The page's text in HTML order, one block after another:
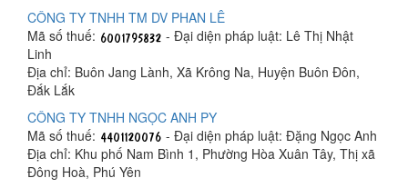
CÔNG TY TNHH TM DV PHAN LÊ
Mã số thuế:
- Đại diện pháp luật: Lê Thị Nhật
Linh
Địa chỉ: Buôn Jang Lành, Xã Krông Na, Huyện Buôn Đôn,
Đắk Lắk
CÔNG TY TNHH NGỌC ANH PY
Mã số thuế:
- Đại diện pháp luật: Đặng Ngọc Anh
Địa chỉ: Khu phố Nam Bình 1, Phường Hòa Xuân Tây, Thị xã
Đông Hoà, Phú Yên